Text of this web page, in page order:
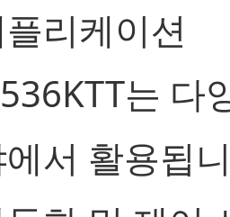
리케이션
는 다
서 활용됩